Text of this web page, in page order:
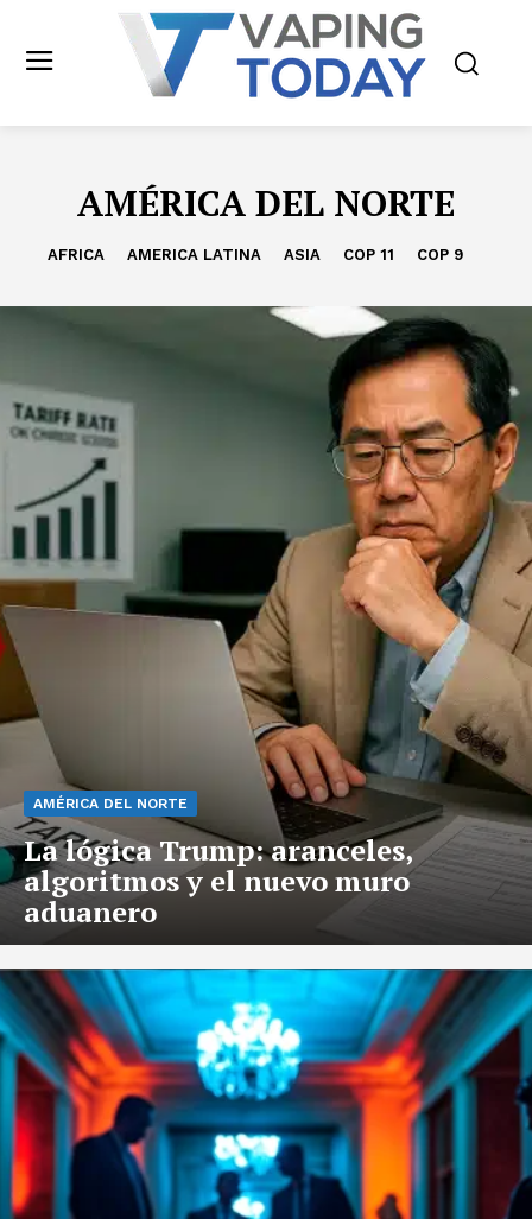
AMÉRICA DEL NORTE
AFRICA AMERICA LATINA ASIA COP 11 COP 9
AMÉRICA DEL NORTE
La lógica Trump: aranceles,
algoritmos y el nuevo muro
aduanero